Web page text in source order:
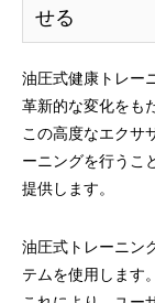
せる
油圧式健康トレー
革新的な変化をも
この高度なエクサ
ーニングを行うこ
提供します。
油圧式トレーニン
テムを使用します。